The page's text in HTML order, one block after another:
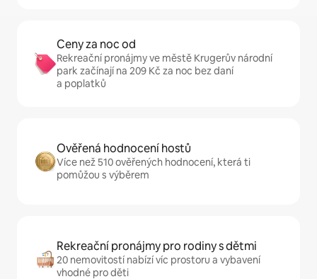
Ceny za noc od
Rekreační pronájmy ve městě Krugerův národní
park začínají na 209 Kč za noc bez daní
a poplatků
Ověřená hodnocení hostů
Více než 510 ověřených hodnocení, která ti
pomůžou s výběrem
Rekreační pronájmy pro rodiny s dětmi
20 nemovitostí nabízí víc prostoru a vybavení
vhodné pro děti